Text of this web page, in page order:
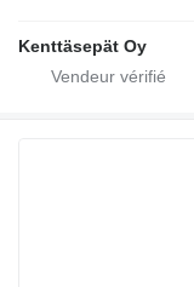
Kenttäsepät Oy